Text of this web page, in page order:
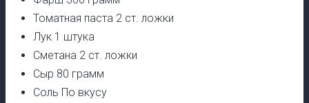
Томатная паста 2 ст. ложки
Лук 1 штука
Сметана 2 ст. ложки
Сыр 80 грамм
Соль По вкусу